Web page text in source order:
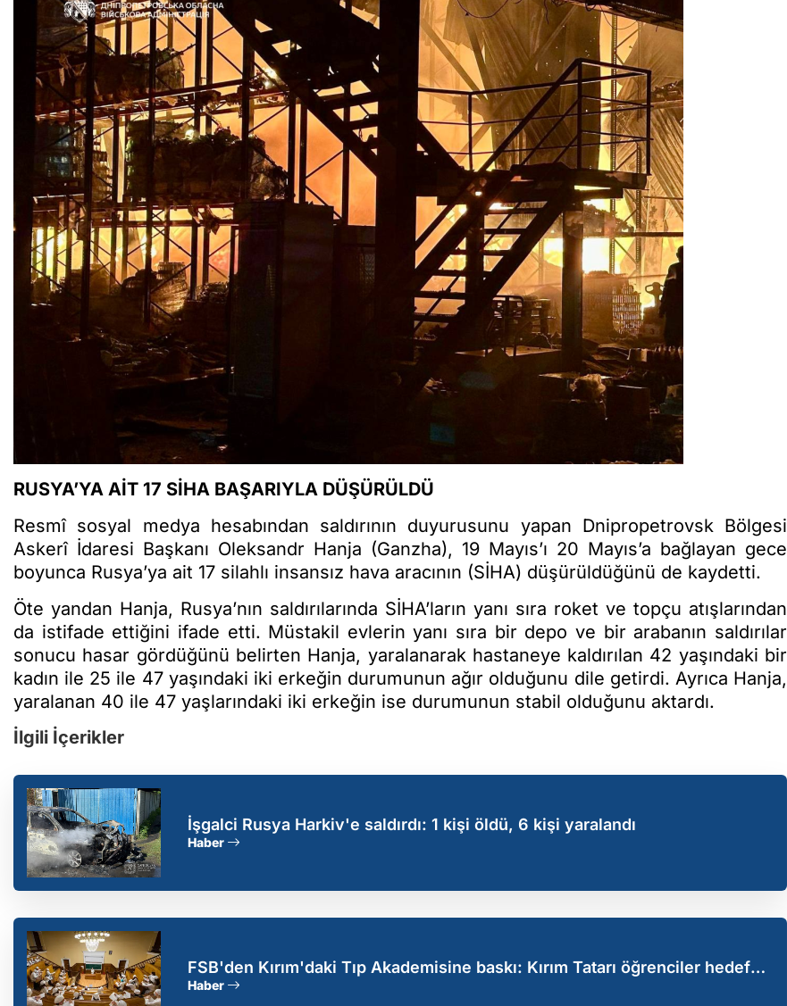
RUSYA’YA AİT 17 SİHA BAŞARIYLA DÜŞÜRÜLDÜ
Resmî sosyal medya hesabından saldırının duyurusunu yapan Dnipropetrovsk Bölgesi
Askerî İdaresi Başkanı Oleksandr Hanja (Ganzha), 19 Mayıs’ı 20 Mayıs’a bağlayan gece
boyunca Rusya’ya ait 17 silahlı insansız hava aracının (SİHA) düşürüldüğünü de kaydetti.
Öte yandan Hanja, Rusya’nın saldırılarında SİHA’ların yanı sıra roket ve topçu atışlarından
da istifade ettiğini ifade etti. Müstakil evlerin yanı sıra bir depo ve bir arabanın saldırılar
sonucu hasar gördüğünü belirten Hanja, yaralanarak hastaneye kaldırılan 42 yaşındaki bir
kadın ile 25 ile 47 yaşındaki iki erkeğin durumunun ağır olduğunu dile getirdi. Ayrıca Hanja,
yaralanan 40 ile 47 yaşlarındaki iki erkeğin ise durumunun stabil olduğunu aktardı.
İlgili İçerikler
İşgalci Rusya Harkiv'e saldırdı: 1 kişi öldü, 6 kişi yaralandı
Haber
FSB'den Kırım'daki Tıp Akademisine baskı: Kırım Tatarı öğrenciler hedef
alındı
Haber